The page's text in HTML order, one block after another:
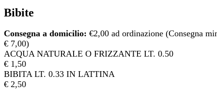
Bibite
Consegna a domicilio: €2,00 ad ordinazione (Consegna
€ 7,00)
ACQUA NATURALE O FRIZZANTE LT. 0.50
€ 1,50
BIBITA LT. 0.33 IN LATTINA
€ 2,50